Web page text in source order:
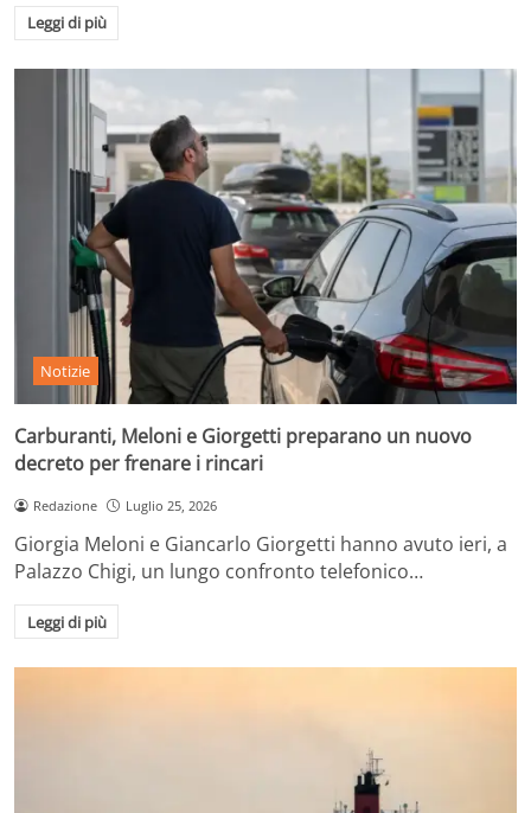
Leggi di più
Notizie
Carburanti, Meloni e Giorgetti preparano un nuovo
decreto per frenare i rincari
Redazione Luglio 25, 2026
Giorgia Meloni e Giancarlo Giorgetti hanno avuto ieri, a
Palazzo Chigi, un lungo confronto telefonico…
Leggi di più